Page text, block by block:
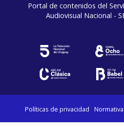
Portal de contenidos del
Audiovisual Nacional -
Políticas de privacidad Normativa